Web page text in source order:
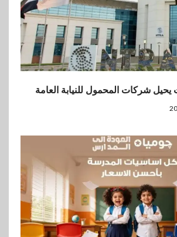
بنك الإسكندرية يحقق صافي أرباح
7.54 مليار جنيه خلال النصف
الأول من 2026
اقتصاد
وصافي الربح يرتفع إلى486
عقارات
مدينة مصر تسجل مبيعات بقيمة
28.4 مليار جنيه خلال النصف
الأول من 2026
يحيل شركات المحمول للنيابة العامة